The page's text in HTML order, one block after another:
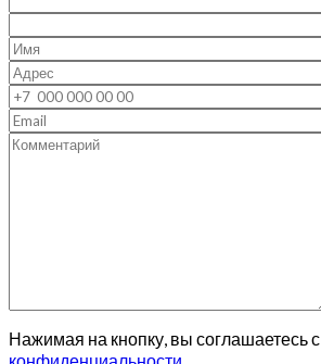
Нажимая на кнопку, вы соглашаетесь с